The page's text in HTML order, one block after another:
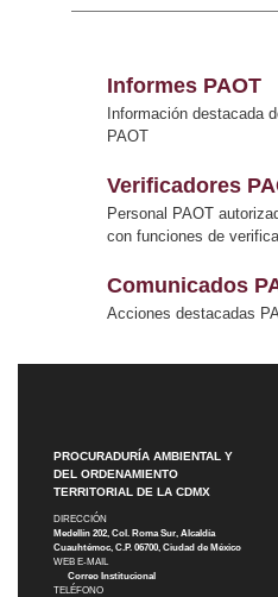
Informes PAOT
Información destacada
PAOT
Verificadores
Personal PAOT
con funciones de
Comunicados
Acciones destacadas
PROCURADURÍA AMBIENTAL Y
DEL ORDENAMIENTO
TERRITORIAL DE LA CDMX
DIRECCIÓN
Medellín 202, Col. Roma Sur, Alcaldía
Cuauhtémoc, C.P. 06700, Ciudad de México
WEB E-MAIL
Correo Institucional
TELÉFONO